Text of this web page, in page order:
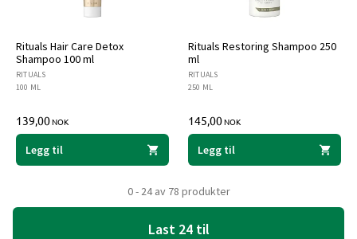
Rituals Hair Care Detox
Shampoo 100 ml
RITUALS
100 ML
139,00NOK
Legg til
Rituals Restoring Shampoo 250
ml
RITUALS
250 ML
145,00NOK
Legg til
0 - 24 av 78 produkter
Last 24 til